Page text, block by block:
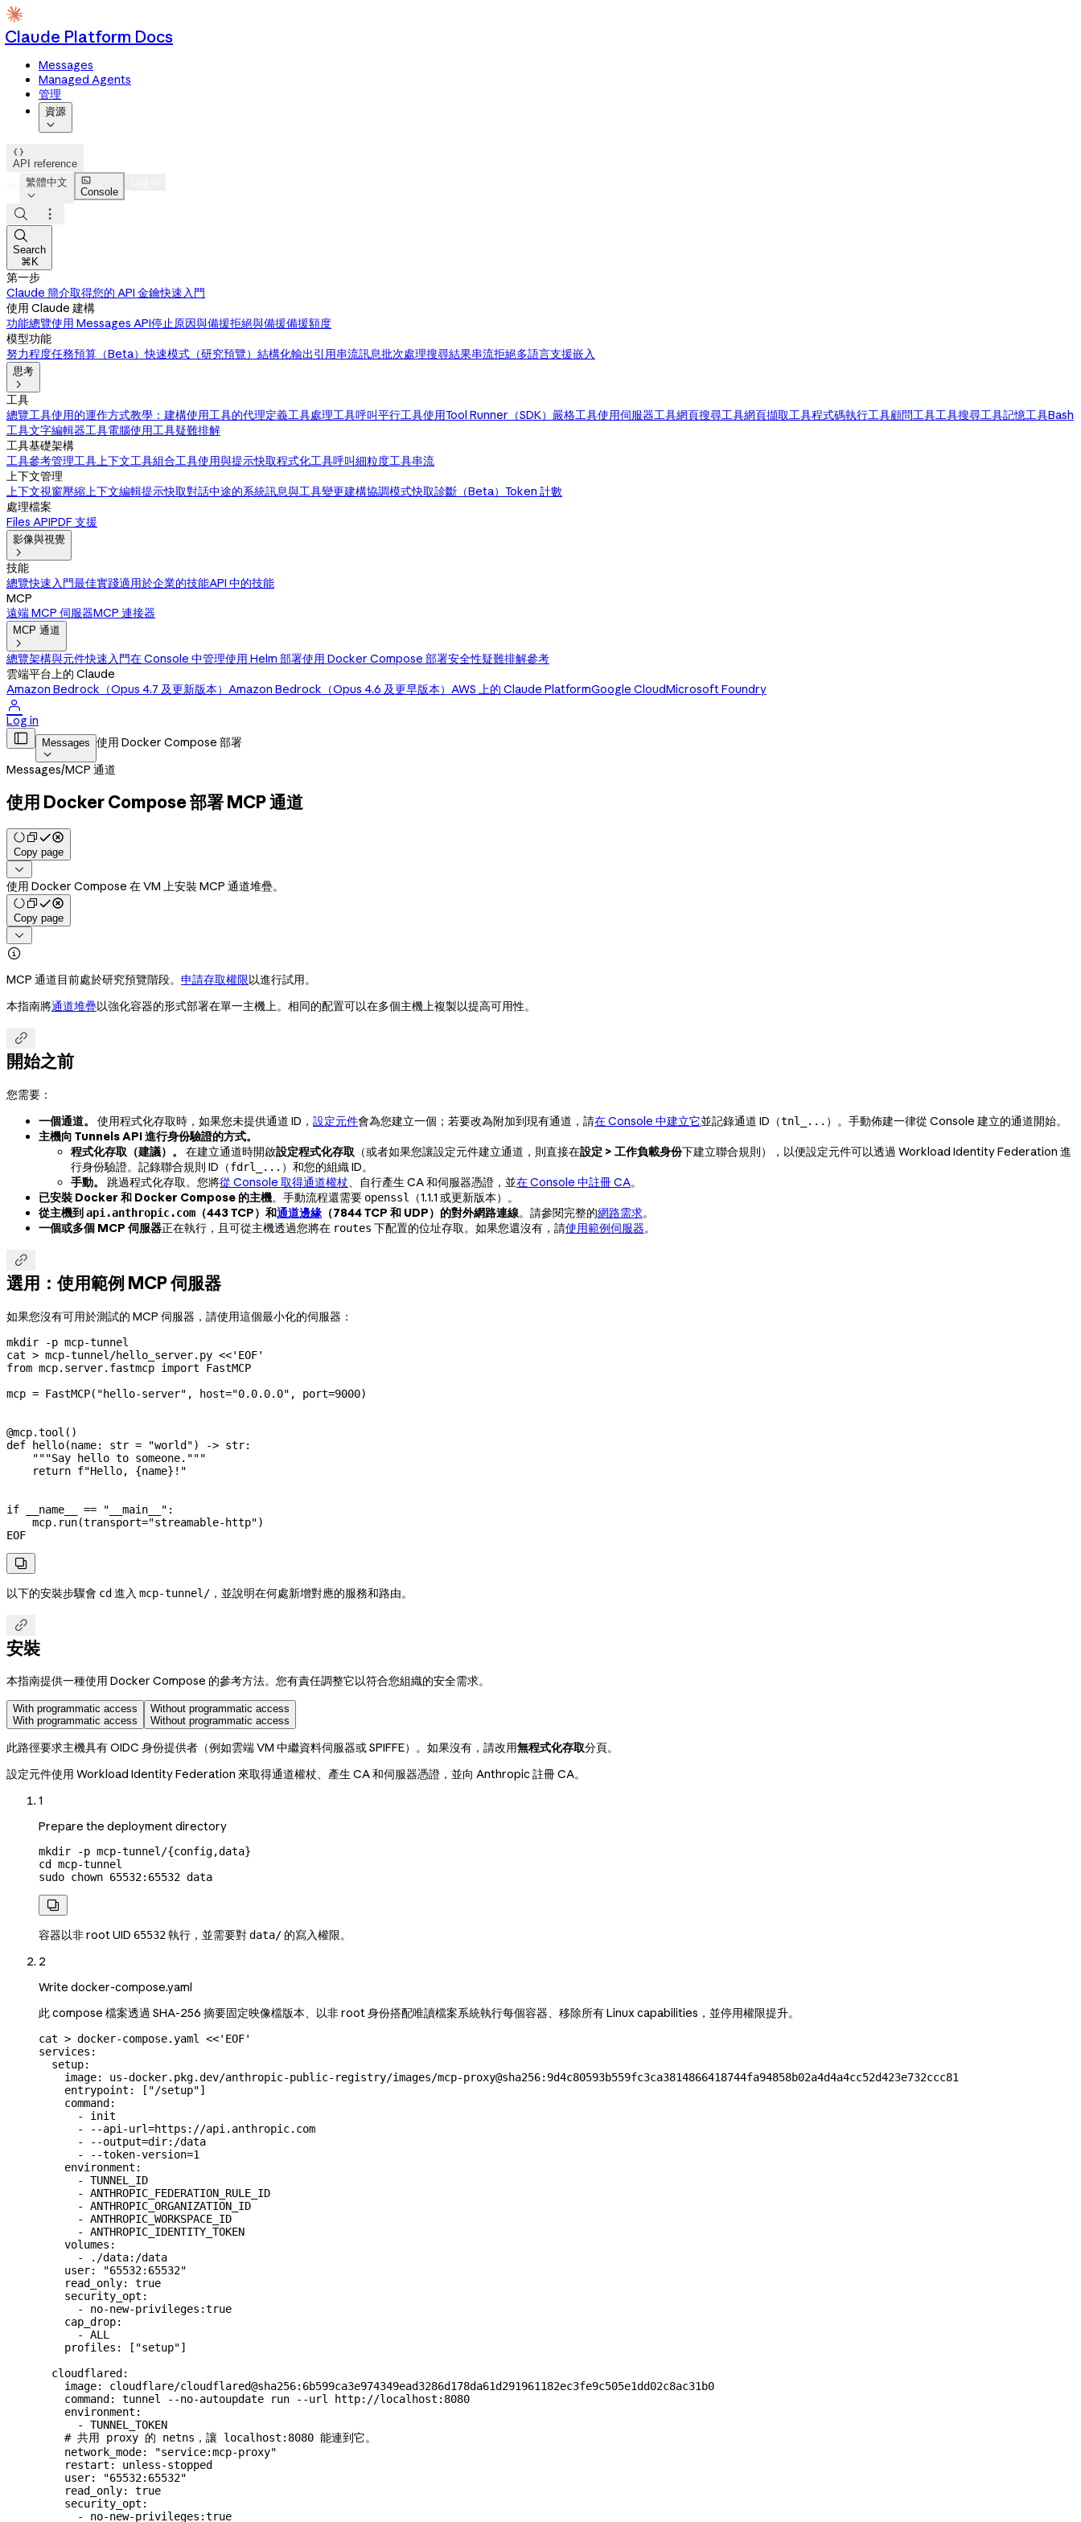
Claude Platform Docs
Messages
Managed Agents
管理
資源


API reference
繁體中文


Console



Search
⌘K
第一步
Claude 簡介取得您的 API 金鑰快速入門
使用 Claude 建構
功能總覽使用 Messages API停止原因與備援拒絕與備援備援額度
模型功能
努力程度任務預算（Beta）快速模式（研究預覽） 結構化輸出引用串流訊息批次處理搜尋結果串流拒絕多語言支援嵌入
思考

工具
總覽工具使用的運作方式教學：建構使用工具的代理定義工具處理工具呼叫平行工具使用Tool Runner（SDK） 嚴格工具使用伺服器工具網頁搜尋工具網頁擷取工具程式碼執行工具顧問工具工具搜尋工具記憶工具Bash
工具文字編輯器工具電腦使用工具疑難排解
工具基礎架構
工具參考管理工具上下文工具組合工具使用與提示快取程式化工具呼叫細粒度工具串流
上下文管理
上下文視窗壓縮上下文編輯提示快取對話中途的系統訊息與工具變更建構協調模式快取診斷（Beta） Token 計數
處理檔案
Files APIPDF 支援
影像與視覺

技能
總覽快速入門最佳實踐適用於企業的技能API 中的技能
MCP
遠端 MCP 伺服器MCP 連接器
MCP 通道

總覽架構與元件快速入門在 Console 中管理使用 Helm 部署使用 Docker Compose 部署安全性疑難排解參考
雲端平台上的 Claude
Amazon Bedrock（Opus 4.7 及更新版本） Amazon Bedrock（Opus 4.6 及更早版本） AWS 上的 Claude PlatformGoogle CloudMicrosoft Foundry

Log in
 Messages

使用 Docker Compose 部署
Messages/MCP 通道
使用 Docker Compose 部署 MCP 通道
Copy page

使用 Docker Compose 在 VM 上安裝 MCP 通道堆疊。
Copy page


MCP 通道目前處於研究預覽階段。 申請存取權限以進行試用。
本指南將通道堆疊以強化容器的形式部署在單一主機上。相同的配置可以在多個主機上複製以提高可用性。

開始之前
您需要：
一個通道。
使用程式化存取時，如果您未提供通道 ID， 設定元件會為您建立一個；若要改為附加到現有通道，請在 Console 中建立它並記錄通道 ID（tnl_... ）。手動佈建一律從 Console 建立的通道開始。
主機向 Tunnels API 進行身份驗證的方式。
程式化存取（建議）。
在建立通道時開啟設定程式化存取 （或者如果您讓設定元件建立通道，則直接在設定 > 工作負載身份下建立聯合規則），以便設定元件可以透過 Workload Identity Federation 進
行身份驗證。記錄聯合規則 ID（fdrl_... ）和您的組織 ID。
手動。
跳過程式化存取。您將從 Console 取得通道權杖、自行產生 CA 和伺服器憑證，並在 Console 中註冊 CA。
已安裝 Docker 和 Docker Compose 的主機。手動流程還需要 openssl
（1.1.1 或更新版本）。
從主機到api.anthropic.com （443 TCP）和通道邊緣 （7844 TCP 和 UDP）的對外網路連線。請參閱完整的網路需求。
一個或多個 MCP 伺服器正在執行，且可從主機透過您將在 routes 下配置的位址存取。如果您還沒有，請使用範例伺服器。

選用：使用範例 MCP 伺服器
如果您沒有可用於測試的 MCP 伺服器，請使用這個最小化的伺服器：
mkdir -p mcp-tunnel
cat > mcp-tunnel/hello_server.py <<'EOF'
from mcp.server.fastmcp import FastMCP
mcp = FastMCP("hello-server", host="0.0.0.0", port=9000)
@mcp.tool()
def hello(name: str = "world") -> str:
    """Say hello to someone."""
    return f"Hello, {name}!"
if __name__ == "__main__":
    mcp.run(transport="streamable-http")
EOF

以下的安裝步驟會 cd進入 mcp-tunnel/ ，並說明在何處新增對應的服務和路由。

安裝
本指南提供一種使用 Docker Compose 的參考方法。您有責任調整它以符合您組織的安全需求。
With programmatic access
With programmatic access
Without programmatic access
Without programmatic access
此路徑要求主機具有 OIDC 身份提供者（例如雲端 VM 中繼資料伺服器或 SPIFFE）。如果沒有，請改用無程式化存取分頁。
設定元件使用 Workload Identity Federation 來取得通道權杖、產生 CA 和伺服器憑證，並向 Anthropic 註冊 CA。
1
Prepare the deployment directory
mkdir -p mcp-tunnel/{config,data}
cd
mcp-tunnel
sudo chown 65532:65532 data

容器以非 root UID 65532執行，並需要對data/ 的寫入權限。
2
Write docker-compose.yaml
此 compose 檔案透過 SHA-256 摘要固定映像檔版本、以非 root 身份搭配唯讀檔案系統執行每個容器、移除所有 Linux capabilities，並停用權限提升。
cat > docker-compose.yaml <<'EOF'
services:
  setup:
    image: us-docker.pkg.dev/anthropic-public-registry/images/mcp-proxy@sha256:9d4c80593b559fc3ca3814866418744fa94858b02a4d4a4cc52d423e732ccc81
    entrypoint: ["/setup"]
    command:
      - init
      - --api-url=https://api.anthropic.com
      - --output=dir:/data
      - --token-version=1
    environment:
      - TUNNEL_ID
      - ANTHROPIC_FEDERATION_RULE_ID
      - ANTHROPIC_ORGANIZATION_ID
      - ANTHROPIC_WORKSPACE_ID
      - ANTHROPIC_IDENTITY_TOKEN
    volumes:
      - ./data:/data
    user: "65532:65532"
    read_only: true
    security_opt:
      - no-new-privileges:true
    cap_drop:
      - ALL
    profiles: ["setup"]
  cloudflared:
    image: cloudflare/cloudflared@sha256:6b599ca3e974349ead3286d178da61d291961182ec3fe9c505e1dd02c8ac31b0
    command: tunnel --no-autoupdate run --url http://localhost:8080
    environment:
      - TUNNEL_TOKEN
    # 共用 proxy 的 netns，讓 localhost:8080 能連到它。
    network_mode: "service:mcp-proxy"
    restart: unless-stopped
    user: "65532:65532"
    read_only: true
    security_opt:
      - no-new-privileges:true